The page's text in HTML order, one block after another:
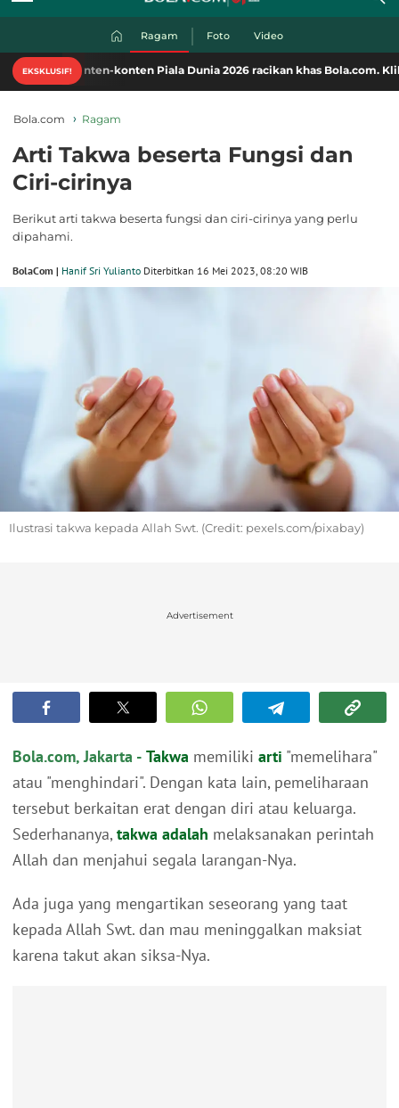
Ragam Foto Video
EKSKLUSIF!
konten Piala Dunia 2026 racikan khas Bola.com. Klik di sini!
Bola.com Ragam
Arti Takwa beserta Fungsi dan
Ciri-cirinya
Berikut arti takwa beserta fungsi dan ciri-cirinya yang perlu
dipahami.
BolaCom | Hanif Sri Yulianto Diterbitkan 16 Mei 2023, 08:20 WIB
Ilustrasi takwa kepada Allah Swt. (Credit: pexels.com/pixabay)
Advertisement
Bola.com, Jakarta - Takwa memiliki arti "memelihara"
atau "menghindari". Dengan kata lain, pemeliharaan
tersebut berkaitan erat dengan diri atau keluarga.
Sederhananya, takwa adalah melaksanakan perintah
Allah dan menjahui segala larangan-Nya.
Ada juga yang mengartikan seseorang yang taat
kepada Allah Swt. dan mau meninggalkan maksiat
karena takut akan siksa-Nya.